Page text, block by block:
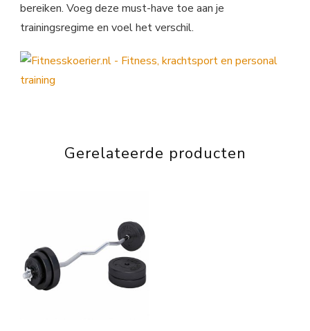
bereiken. Voeg deze must-have toe aan je
trainingsregime en voel het verschil.
Gerelateerde producten